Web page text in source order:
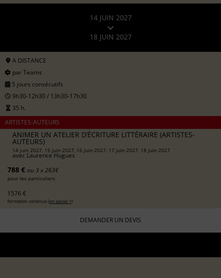
14 JUIN 2027
18 JUIN 2027
A DISTANCE
par Teams
5 jours consécutifs
9h30-12h30 / 13h30-17h30
35 h.
ARTISTES-AUTEURS
ANIMER UN ATELIER D’ÉCRITURE LITTÉRAIRE (ARTISTES-
AUTEURS)
14 juin 2027, 15 juin 2027, 16 juin 2027, 17 juin 2027, 18 juin 2027
avec Laurence Hugues
788 € ou 3 x 263€
pour les particuliers
1576 €
formation continue (en savoir +)
DEMANDER UN DEVIS